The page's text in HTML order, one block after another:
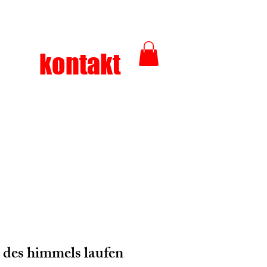
kontakt
himmels laufen